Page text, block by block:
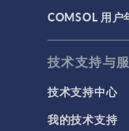
材料
物理场接
用户界面
研究与求解
简介
COMSOL 用户
技术支持与
技术支持中心
我的技术支持